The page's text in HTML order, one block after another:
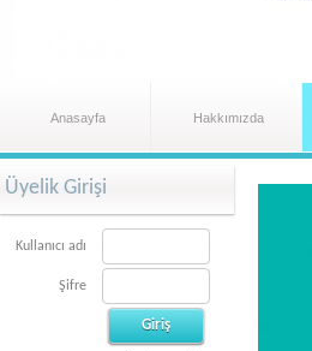
Anasayfa Hakkımızda
Üyelik Girişi
Kullanıcı adı
Şifre